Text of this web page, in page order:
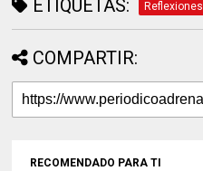
ETIQUETAS: Reflexiones
COMPARTIR:
RECOMENDADO PARA TI